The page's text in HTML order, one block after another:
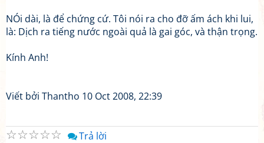
NÓi dài, là để chứng cứ. Tôi nói ra cho đỡ ấm ách khi lui,
là: Dịch ra tiếng nước ngoài quả là gai góc, và thận trọng.
Kính Anh!
Viết bởi Thantho 10 Oct 2008, 22:39
☆
☆
☆
☆
☆ Trả lời